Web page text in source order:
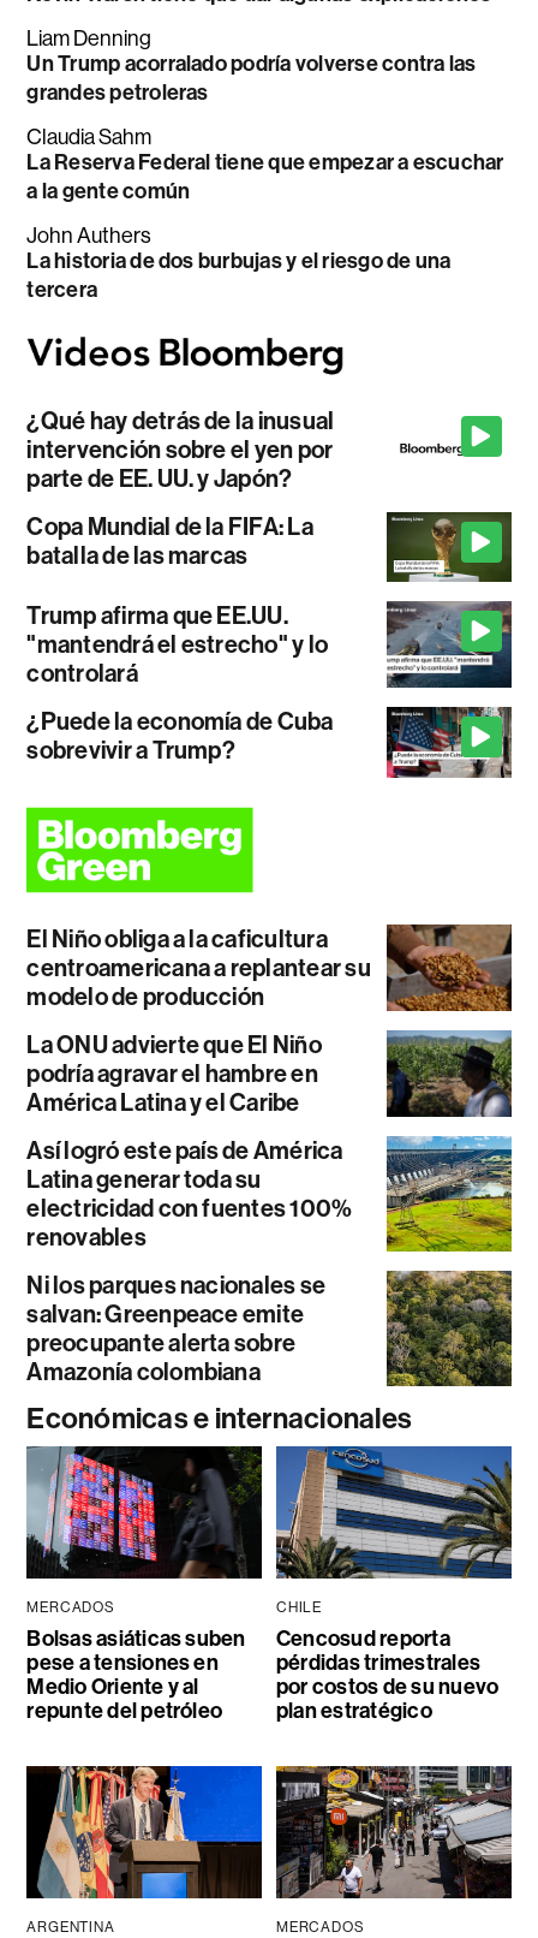
Liam Denning
Un Trump acorralado podría volverse contra las
grandes petroleras
Claudia Sahm
La Reserva Federal tiene que empezar a escuchar
a la gente común
John Authers
La historia de dos burbujas y el riesgo de una
tercera
¿Qué hay detrás de la inusual
intervención sobre el yen por
parte de EE. UU. y Japón?
Copa Mundial de la FIFA: La
batalla de las marcas
Trump afirma que EE.UU.
"mantendrá el estrecho" y lo
controlará
¿Puede la economía de Cuba
sobrevivir a Trump?
El Niño obliga a la caficultura
centroamericana a replantear su
modelo de producción
La ONU advierte que El Niño
podría agravar el hambre en
América Latina y el Caribe
Así logró este país de América
Latina generar toda su
electricidad con fuentes 100%
renovables
Ni los parques nacionales se
salvan: Greenpeace emite
preocupante alerta sobre
Amazonía colombiana
Económicas e internacionales
MERCADOS
Bolsas asiáticas suben
pese a tensiones en
Medio Oriente y al
repunte del petróleo
CHILE
Cencosud reporta
pérdidas trimestrales
por costos de su nuevo
plan estratégico
ARGENTINA MERCADOS